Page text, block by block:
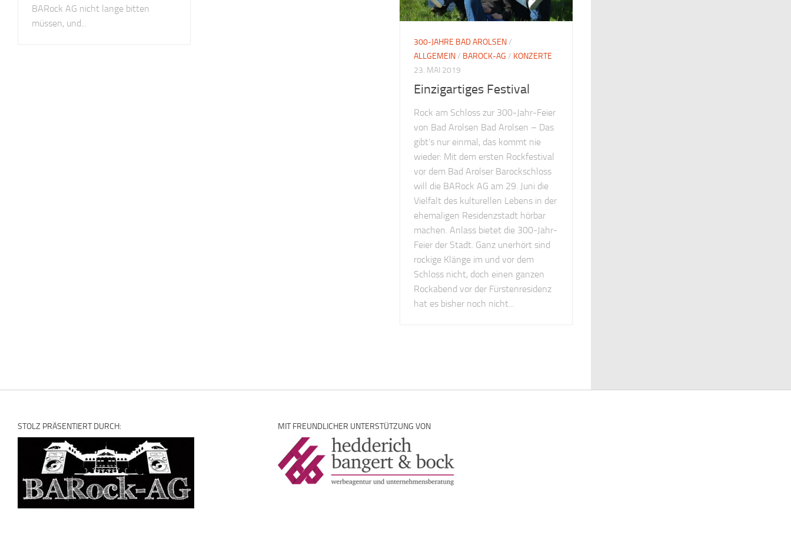
BARock AG nicht lange bitten
müssen, und...
300-JAHRE BAD AROLSEN/
ALLGEMEIN/ BAROCK-AG / KONZERTE
23. MAI 2019
Einzigartiges Festival
Rock am Schloss zur 300-Jahr-Feier
von Bad Arolsen Bad Arolsen – Das
gibt’s nur einmal, das kommt nie
wieder: Mit dem ersten Rockfestival
vor dem Bad Arolser Barockschloss
will die BARock AG am 29. Juni die
Vielfalt des kulturellen Lebens in der
ehemaligen Residenzstadt hörbar
machen. Anlass bietet die 300-Jahr-
Feier der Stadt. Ganz unerhört sind
rockige Klänge im und vor dem
Schloss nicht, doch einen ganzen
Rockabend vor der Fürstenresidenz
hat es bisher noch nicht...
STOLZ PRÄSENTIERT DURCH: MIT FREUNDLICHER UNTERSTÜTZUNG VON